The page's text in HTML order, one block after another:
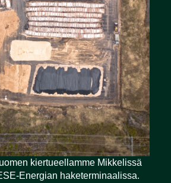
kiertueellamme Mikkelissä
Energian haketerminaalissa.